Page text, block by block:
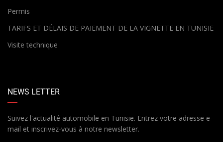
Permis
TARIFS ET DÉLAIS DE PAIEMENT DE LA VIGNETTE EN TUNISIE
Visite technique
NEWS LETTER
Suivez l'actualité automobile en Tunisie. Entrez votre adresse e-
mail et inscrivez-vous à notre newsletter.